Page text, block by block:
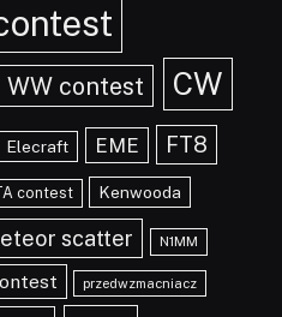
WW contest CW
Elecraft EME FT8
contest Kenwooda
scatter N1MM
przedwzmacniacz